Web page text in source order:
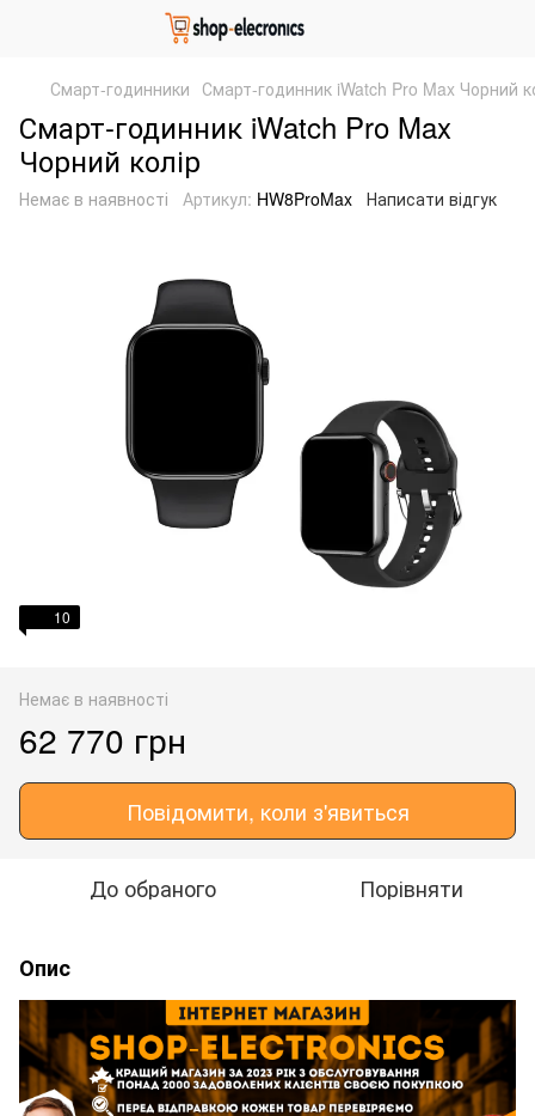
Смарт-годинники Смарт-годинник iWatch Pro Max Чорний
Смарт-годинник iWatch Pro Max
Чорний колір
Немає в наявності Артикул: HW8ProMax Написати відгук
10
Немає в наявності
62 770 грн
Повідомити, коли з'явиться
До обраного Порівняти
Опис